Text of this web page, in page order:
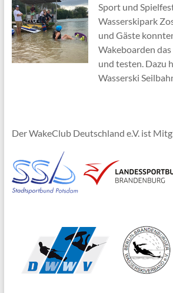
Sport und
Wasserskipark
und Gäste
Wakeboarden
und testen. Dazu
Wasserski
Der WakeClub Deutschland e.V. ist